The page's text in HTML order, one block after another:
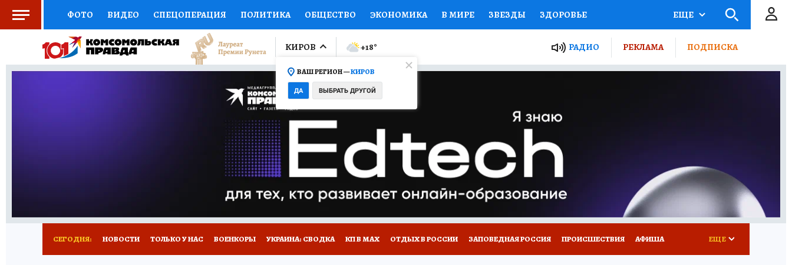
ФОТО ВИДЕО СПЕЦОПЕРАЦИЯ ПОЛИТИКА ОБЩЕСТВО ЭКОНОМИКА В МИРЕ ЗВЕЗДЫ ЗДОРОВЬЕ
СОЦПОДДЕРЖКА НАУКА СПОРТ КОЛУМНИСТЫ ПРОИСШЕСТВИЯ НАЦИОНАЛЬНЫЕ ПРОЕКТЫ РОССИИ
ВЫБОР ЭКСПЕРТОВ ДОКТОР ФИНАНСЫ ОТКРЫВАЕМ МИР Я ЗНАЮ СЕМЬЯ ЖЕНСКИЕ СЕКРЕТЫ ПУТЕВОДИТЕЛЬ
ПРОГНОЗЫ НА СПОРТ ПРОМОКОДЫ СЕРИАЛЫ
ТЕЛЕВИЗОР КОЛЛЕКЦИИ КОНКУРСЫ ГИД ПОТРЕБИТЕЛЯ
НОВОЕ НА САЙТЕ
ЕЩЕ
КИРОВ
ВАШ РЕГИОН —КИРОВ
ДА ВЫБРАТЬ ДРУГОЙ
+18° РАДИО РЕКЛАМА ПОДПИСКА
СЕГОДНЯ: НОВОСТИ ТОЛЬКО У НАС ВОЕНКОРЫ УКРАИНА: СВОДКА КП В МАХ ОТДЫХ В РОССИИ ЗАПОВЕДНАЯ РОССИЯ ПРОИСШЕСТВИЯ АФИША ЕЩЕ